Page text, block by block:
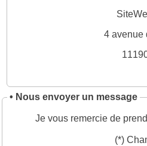
4 avenue
• Nous envoyer un message
Je vous remercie de
(*)